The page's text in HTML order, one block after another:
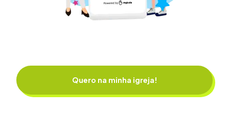
Quero na minha igreja!